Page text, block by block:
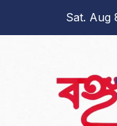
Sat. Aug